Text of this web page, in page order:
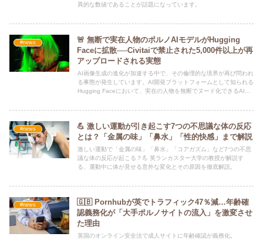
異的な数値であることが話題になっています。
#news
🚨 無断で実在人物のポルノAIモデルがHugging
Faceに拡散──Civitaiで禁止された5,000件以上が再
アップロードされる実態
AI画像生成の進化が加速する中で、その倫理的な境界が再び問われ
る事態が発生しています。AI開発プラットフォームとして知られる
Hugging Faceにおいて、実在の人物を無断でヌード化できるAIモ
#news
💪 激しい運動が引き起こす7つの不思議な体の反応
とは？「金属の味」「鼻水」「性的快感」まで解説
激しい運動で「金属の味」「鼻水」「コアガズム」など7つの不思
議な体の反応が起こる？💪 英ランカスター大学の教授が解説す
る、運動中に体が見せる意外な変化とその原因を徹底解説。
#news
🇬🇧 Pornhubが英でトラフィック47％減…年齢確
認義務化が「大手ポルノサイトの流入」を激変させ
た理由
英国のオンライン安全法で成人サイトに年齢確認が義務化。